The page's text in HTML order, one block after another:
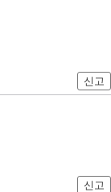
신고
신고